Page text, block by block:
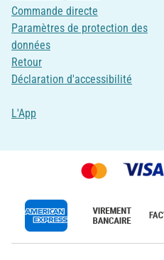
Commande directe
Paramètres de protection des
données
Retour
Déclaration d'accessibilité
L'App